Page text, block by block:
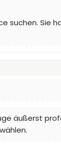
suchen. Sie
äußerst